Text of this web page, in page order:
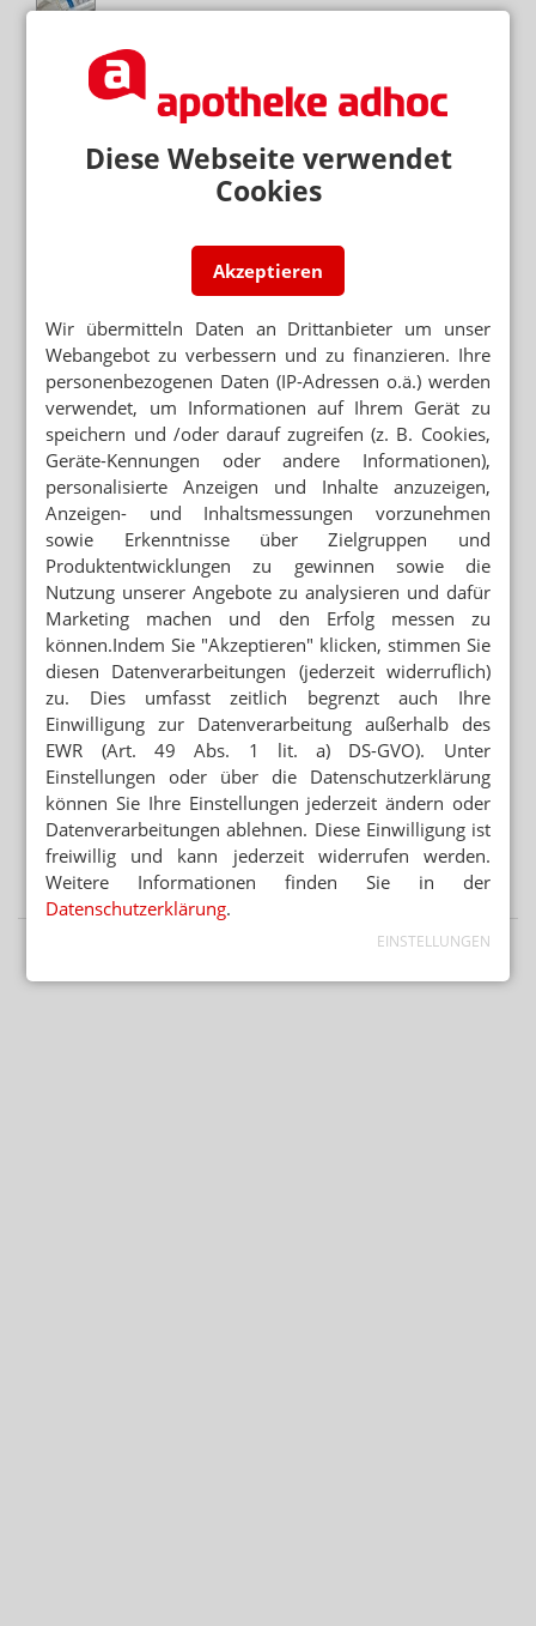
Diese Webseite verwendet
Cookies
Akzeptieren
Wir übermitteln Daten an Drittanbieter um unser
Webangebot zu verbessern und zu finanzieren. Ihre
personenbezogenen Daten (IP-Adressen o.ä.) werden
verwendet, um Informationen auf Ihrem Gerät zu
speichern und /oder darauf zugreifen (z. B. Cookies,
Geräte-Kennungen oder andere Informationen),
personalisierte Anzeigen und Inhalte anzuzeigen,
Anzeigen- und Inhaltsmessungen vorzunehmen
sowie Erkenntnisse über Zielgruppen und
Produktentwicklungen zu gewinnen sowie die
Nutzung unserer Angebote zu analysieren und dafür
Marketing machen und den Erfolg messen zu
können.Indem Sie "Akzeptieren" klicken, stimmen Sie
diesen Datenverarbeitungen (jederzeit widerruflich)
zu. Dies umfasst zeitlich begrenzt auch Ihre
Einwilligung zur Datenverarbeitung außerhalb des
EWR (Art. 49 Abs. 1 lit. a) DS-GVO). Unter
Einstellungen oder über die Datenschutzerklärung
können Sie Ihre Einstellungen jederzeit ändern oder
Datenverarbeitungen ablehnen. Diese Einwilligung ist
freiwillig und kann jederzeit widerrufen werden.
Weitere Informationen finden Sie in der
Datenschutzerklärung.
EINSTELLUNGEN
HUMANITÄRE HILFE IM KONGO
Frankreich: Arzt mit Ebola zurückgekehrt
MEDEOR
BMW-Erbe: Großspende im Kampf gegen
Mehr zum Thema
PARTNER VON RX-PLATTFORMEN
Abnehmspritzen: Reimporteur spielt Versandapotheke
SEMAGLUTID
Wegovy-Tablette ab September verfügbar
ZELL- UND GENTHERAPIEN
Merck: Milliarden-Deal in den USA soll Wachstum
beflügeln
Mehr aus Ressort
TEAM KÄMPFT UM KOLLEGEN
Apotheker muss als PKA arbeiten
„GERECHT! GESUND! GENIESSEN!“
Hanfparade: Demonstranten fordern umfassende
Legalisierung
„ES GEHT UM DIE ZUKUNFT UNSERER KINDER“
Kinder und soziale Medien: Ärzte kritisieren
Elternversagen